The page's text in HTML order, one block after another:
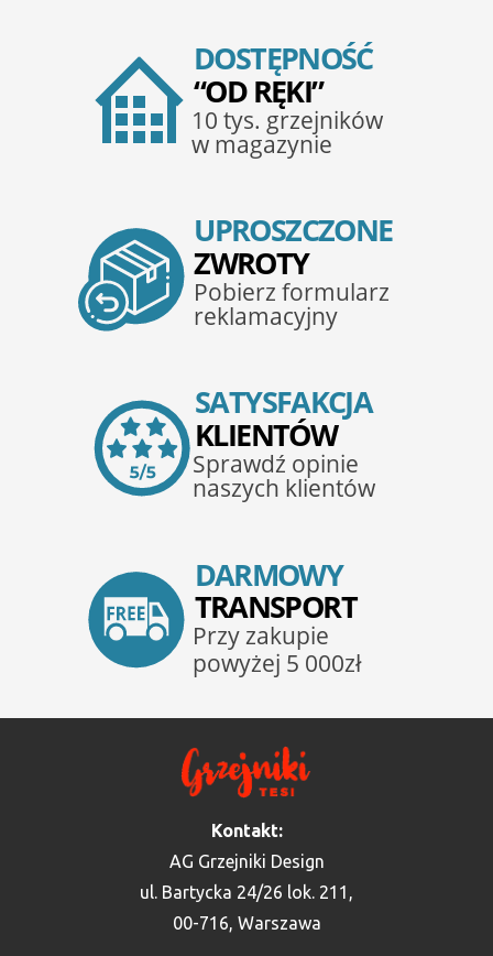
Kontakt:
AG Grzejniki Design
ul. Bartycka 24/26 lok. 211,
00-716, Warszawa